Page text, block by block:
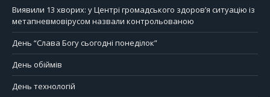
Виявили 13 хворих: у Центрі громадського здоров’я ситуацію із
метапневмовірусом назвали контрольованою
День “Слава Богу сьогодні понеділок”
День обіймів
День технологій